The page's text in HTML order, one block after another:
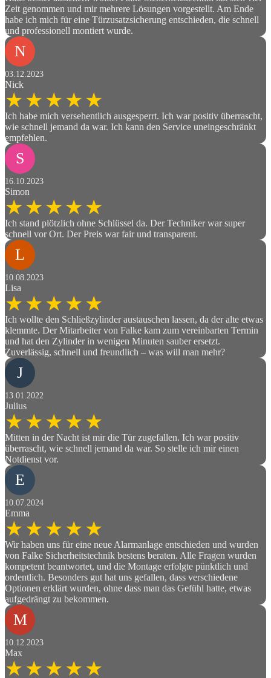
Zeit genommen und mir mehrere Lösungen vorgestellt. Am Ende
habe ich mich für eine Türzusatzsicherung entschieden, die schnell
und professionell montiert wurde.
N
03.12.2023
Nick
Ich habe mich versehentlich ausgesperrt. Ich war positiv überrascht,
wie schnell jemand da war. Ich kann den Service uneingeschränkt
empfehlen.
S
16.10.2023
Simon
Ich stand plötzlich ohne Schlüssel da. Der Techniker war super
schnell vor Ort. Der Preis war fair und transparent.
L
10.08.2023
Lisa
Ich wollte den Schließzylinder austauschen lassen, da der alte etwas
klemmte. Der Mitarbeiter von Falke kam zum vereinbarten Termin
und hat den Zylinder in wenigen Minuten sauber ersetzt.
Zuverlässig, schnell und freundlich – was will man mehr?
J
13.01.2022
Julius
Mitten in der Nacht ist mir die Tür zugefallen. Ich war positiv
überrascht, wie schnell jemand da war. So stelle ich mir einen
Notdienst vor.
E
10.07.2024
Emma
Wir haben uns für eine neue Alarmanlage entschieden und wurden
von Falke Sicherheitstechnik bestens beraten. Alle Fragen wurden
kompetent beantwortet, und die Montage erfolgte pünktlich und
ordentlich. Besonders gut hat uns gefallen, dass verschiedene
Optionen erklärt wurden, ohne dass man das Gefühl hatte, etwas
aufgedrängt zu bekommen.
M
10.12.2023
Max